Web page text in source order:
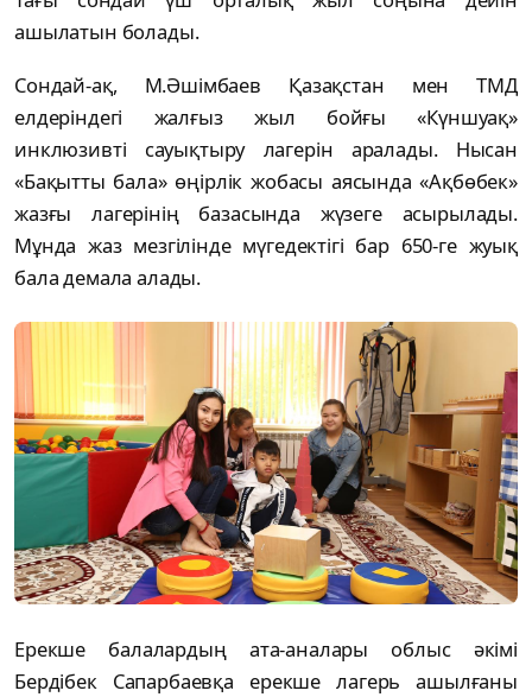
ашылатын болады.
Сондай-ақ, М.Әшімбаев Қазақстан мен ТМД
елдеріндегі жалғыз жыл бойғы «Күншуақ»
инклюзивті сауықтыру лагерін аралады. Нысан
«Бақытты бала» өңірлік жобасы аясында «Ақбөбек»
жазғы лагерінің базасында жүзеге асырылады.
Мұнда жаз мезгілінде мүгедектігі бар 650-ге жуық
бала демала алады.
Ерекше балалардың ата-аналары облыс әкімі
Бердібек Сапарбаевқа ерекше лагерь ашылғаны